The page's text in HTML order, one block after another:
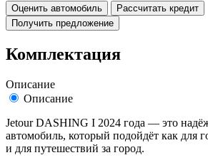
Оценить автомобиль
Рассчитать кредит
Получить предложение
Комплектация
Описание
Описание
Jetour DASHING I 2024 года — это
автомобиль, который подойдёт как для
и для путешествий за город.